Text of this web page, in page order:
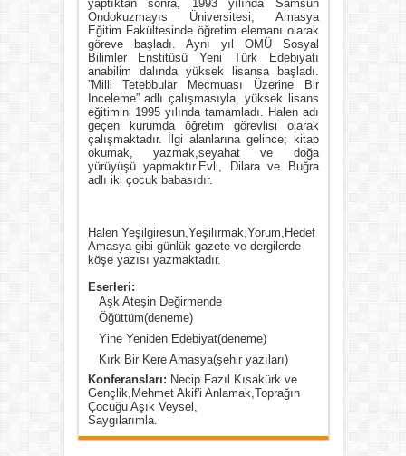
yaptıktan sonra, 1993 yılında Samsun
Ondokuzmayıs Üniversitesi, Amasya
Eğitim Fakültesinde öğretim elemanı olarak
göreve başladı. Aynı yıl OMÜ Sosyal
Bilimler Enstitüsü Yeni Türk Edebiyatı
anabilim dalında yüksek lisansa başladı.
”Milli Tetebbular Mecmuası Üzerine Bir
İnceleme” adlı çalışmasıyla, yüksek lisans
eğitimini 1995 yılında tamamladı. Halen adı
geçen kurumda öğretim görevlisi olarak
çalışmaktadır. İlgi alanlarına gelince; kitap
okumak, yazmak,seyahat ve doğa
yürüyüşü yapmaktır.Evli, Dilara ve Buğra
adlı iki çocuk babasıdır.
Halen Yeşilgiresun,Yeşilırmak,Yorum,Hedef
Amasya gibi günlük gazete ve dergilerde
köşe yazısı yazmaktadır.
Eserleri:
Aşk Ateşin Değirmende
Öğüttüm(deneme)
Yine Yeniden Edebiyat(deneme)
Kırk Bir Kere Amasya(şehir yazıları)
Konferansları: Necip Fazıl Kısakürk ve
Gençlik,Mehmet Akif'i Anlamak,Toprağın
Çocuğu Aşık Veysel,
Saygılarımla.